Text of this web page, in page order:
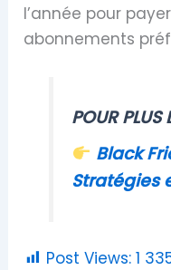
l’année pour
abonnements
POUR PLUS
Black
Stratégies
Post Views: 1